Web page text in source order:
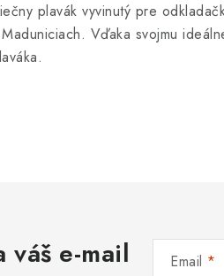
plavák vyvinutý pre
Vďaka svojmu
e-mail Email